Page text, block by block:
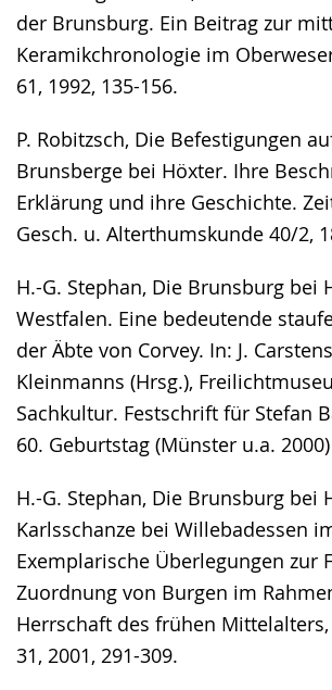
der Brunsburg. Ein Beitrag zur
Keramikchronologie im
61, 1992, 135-156.
P. Robitzsch, Die Befestigungen
Brunsberge bei Höxter. Ihre
Erklärung und ihre Geschichte.
Gesch. u. Alterthumskunde 40/2,
H.-G. Stephan, Die Brunsburg bei
Westfalen. Eine bedeutende
der Äbte von Corvey. In: J.
Kleinmanns (Hrsg.),
Sachkultur. Festschrift für Stefan
60. Geburtstag (Münster u.a.
H.-G. Stephan, Die Brunsburg bei
Karlsschanze bei Willebadessen
Exemplarische Überlegungen zur
Zuordnung von Burgen im
Herrschaft des frühen
31, 2001, 291-309.